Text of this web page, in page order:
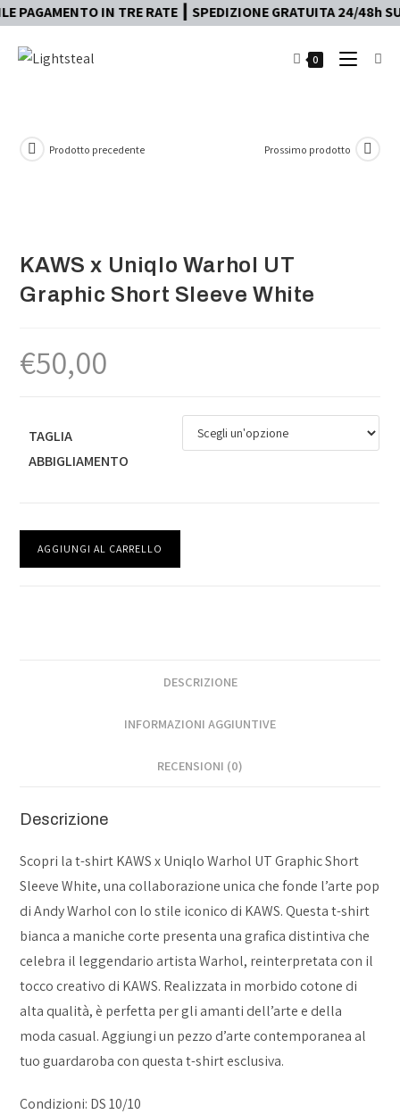
IN TRE RATE ┃ SPEDIZIONE GRATUITA 24/48h
0
Prodotto precedente Prossimo prodotto
KAWS x Uniqlo Warhol UT
Graphic Short Sleeve White
€50,00
TAGLIA
ABBIGLIAMENTO
AGGIUNGI AL CARRELLO
DESCRIZIONE
INFORMAZIONI AGGIUNTIVE
RECENSIONI (0)
Descrizione
Scopri la t-shirt KAWS x Uniqlo Warhol UT Graphic Short
Sleeve White, una collaborazione unica che fonde l’arte pop
di Andy Warhol con lo stile iconico di KAWS. Questa t-shirt
bianca a maniche corte presenta una grafica distintiva che
celebra il leggendario artista Warhol, reinterpretata con il
tocco creativo di KAWS. Realizzata in morbido cotone di
alta qualità, è perfetta per gli amanti dell’arte e della
moda casual. Aggiungi un pezzo d’arte contemporanea al
tuo guardaroba con questa t-shirt esclusiva.
Condizioni: DS 10/10